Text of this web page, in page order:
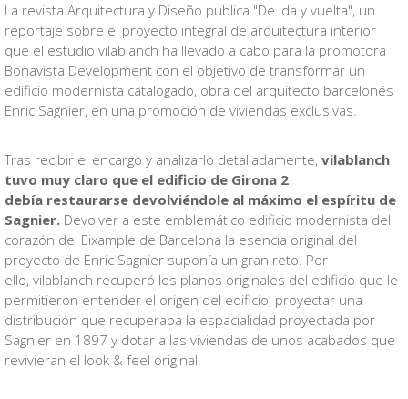
La revista Arquitectura y Diseño publica "De ida y vuelta", un
reportaje sobre el proyecto integral de arquitectura interior
que el estudio vilablanch ha llevado a cabo para la promotora
Bonavista Development con el objetivo de transformar un
edificio modernista catalogado, obra del arquitecto barcelonés
Enric Sagnier, en una promoción de viviendas exclusivas.
Tras recibir el encargo y analizarlo detalladamente, vilablanch
tuvo muy claro que el edificio de Girona 2
debía restaurarse devolviéndole al máximo el espíritu de
Sagnier. Devolver a este emblemático edificio modernista del
corazón del Eixample de Barcelona la esencia original del
proyecto de Enric Sagnier suponía un gran reto. Por
ello, vilablanch recuperó los planos originales del edificio que le
permitieron entender el origen del edificio, proyectar una
distribución que recuperaba la espacialidad proyectada por
Sagnier en 1897 y dotar a las viviendas de unos acabados que
revivieran el look & feel original.